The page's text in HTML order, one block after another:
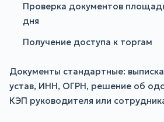
Проверка документов
дня
Получение доступа к торгам
Документы стандартные:
устав, ИНН, ОГРН, решение об
КЭП руководителя или